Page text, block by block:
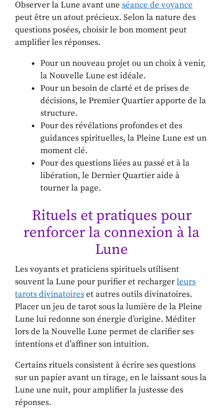
Observer la Lune avant une séance de voyance
peut être un atout précieux. Selon la nature des
questions posées, choisir le bon moment peut
amplifier les réponses.
Pour un nouveau projet ou un choix à venir,
la Nouvelle Lune est idéale.
Pour un besoin de clarté et de prises de
décisions, le Premier Quartier apporte de la
structure.
Pour des révélations profondes et des
guidances spirituelles, la Pleine Lune est un
moment clé.
Pour des questions liées au passé et à la
libération, le Dernier Quartier aide à
tourner la page.
Rituels et pratiques pour
renforcer la connexion à la
Lune
Les voyants et praticiens spirituels utilisent
souvent la Lune pour purifier et rechargerleurs
tarots divinatoireset autres outils divinatoires.
Placer un jeu de tarot sous la lumière de la Pleine
Lune lui redonne son énergie d’origine. Méditer
lors de la Nouvelle Lune permet de clarifier ses
intentions et d’affiner son intuition.
Certains rituels consistent à écrire ses questions
sur un papier avant un tirage, en le laissant sous la
Lune une nuit, pour amplifier la justesse des
réponses.